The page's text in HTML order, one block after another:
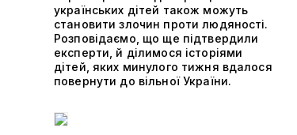
українських дітей також можуть
становити злочин проти людяності.
Розповідаємо, що ще підтвердили
експерти, й ділимося історіями
дітей, яких минулого тижня вдалося
повернути до вільної України.